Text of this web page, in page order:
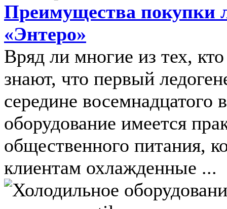
Преимущества покупки
«Энтеро»
Вряд ли многие из тех,
знают, что первый
середине
оборудование имеется
общественного питания,
клиентам охлажденные ...